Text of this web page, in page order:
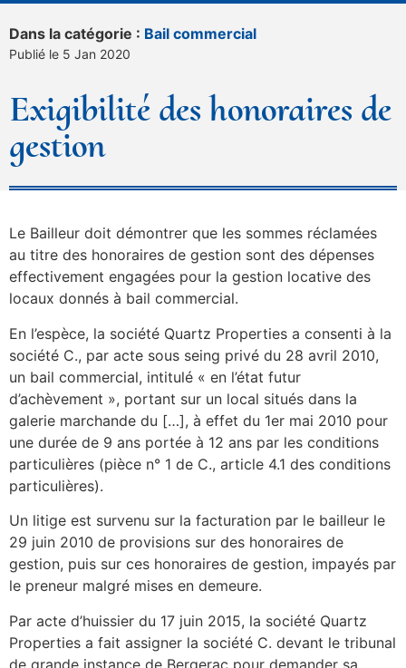
Dans la catégorie : Bail commercial
Publié le 5 Jan 2020
Exigibilité des honoraires de
gestion
Le Bailleur doit démontrer que les sommes réclamées
au titre des honoraires de gestion sont des dépenses
effectivement engagées pour la gestion locative des
locaux donnés à bail commercial.
En l’espèce, la société Quartz Properties a consenti à la
société C., par acte sous seing privé du 28 avril 2010,
un bail commercial, intitulé « en l’état futur
d’achèvement », portant sur un local situés dans la
galerie marchande du […], à effet du 1er mai 2010 pour
une durée de 9 ans portée à 12 ans par les conditions
particulières (pièce n° 1 de C., article 4.1 des conditions
particulières).
Un litige est survenu sur la facturation par le bailleur le
29 juin 2010 de provisions sur des honoraires de
gestion, puis sur ces honoraires de gestion, impayés par
le preneur malgré mises en demeure.
Par acte d’huissier du 17 juin 2015, la société Quartz
Properties a fait assigner la société C. devant le tribunal
de grande instance de Bergerac pour demander sa